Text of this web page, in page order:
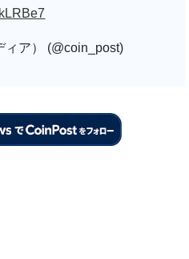
ア） (@coin_post)